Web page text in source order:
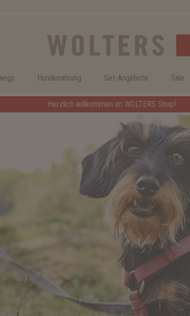
Hundenahrung Set-Angebote Sale
Herzlich willkommen im WOLTERS Shop!